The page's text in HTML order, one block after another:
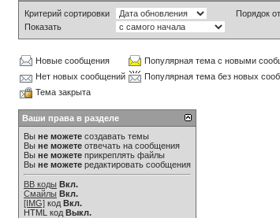
Критерий сортировки
Порядок
Показать
Новые сообщения
Популярная тема с новыми
Нет новых сообщений
Популярная тема без новых
Тема закрыта
Ваши права в разделе
Вы не можете создавать темы
Вы не можете отвечать на сообщения
Вы не можете прикреплять файлы
Вы не можете редактировать сообщения
BB коды Вкл.
Смайлы Вкл.
[IMG] код Вкл.
HTML код Выкл.